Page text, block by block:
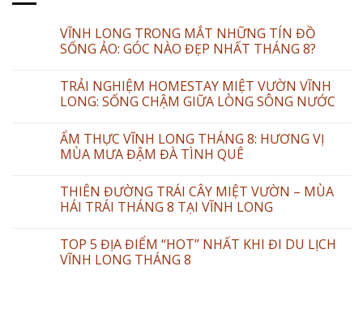
VĨNH LONG TRONG MẮT NHỮNG TÍN ĐỒ
SỐNG ẢO: GÓC NÀO ĐẸP NHẤT THÁNG 8?
TRẢI NGHIỆM HOMESTAY MIỆT VƯỜN VĨNH
LONG: SỐNG CHẬM GIỮA LÒNG SÔNG NƯỚC
ẨM THỰC VĨNH LONG THÁNG 8: HƯƠNG VỊ
MÙA MƯA ĐẬM ĐÀ TÌNH QUÊ
THIÊN ĐƯỜNG TRÁI CÂY MIỆT VƯỜN – MÙA
HÁI TRÁI THÁNG 8 TẠI VĨNH LONG
TOP 5 ĐỊA ĐIỂM “HOT” NHẤT KHI ĐI DU LỊCH
VĨNH LONG THÁNG 8